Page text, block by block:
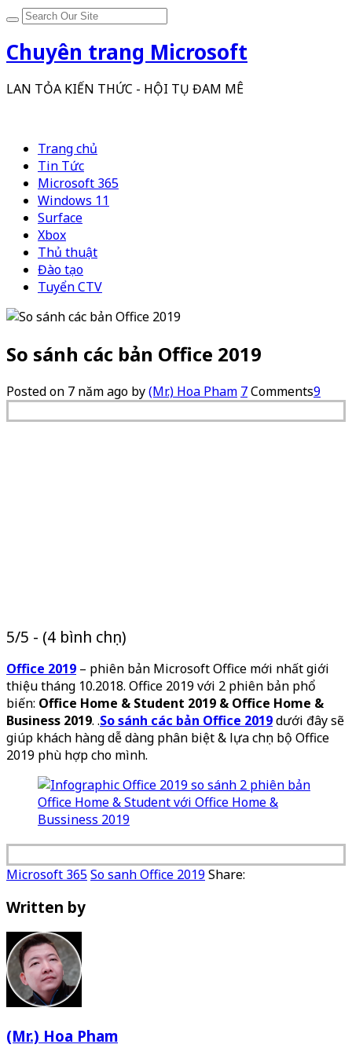
Chuyên trang Microsoft
LAN TỎA KIẾN THỨC - HỘI TỤ ĐAM MÊ
Trang chủ
Tin Tức
Microsoft 365
Windows 11
Surface
Xbox
Thủ thuật
Đào tạo
Tuyển CTV
So sánh các bản Office 2019
Posted on 7 năm ago by(Mr.) Hoa Pham 7Comments9
5/5 - (4 bình chọn)
Office 2019 – phiên bản Microsoft Office mới nhất giới
thiệu tháng 10.2018. Office 2019 với 2 phiên bản phổ
biến: Office Home & Student 2019 & Office Home &
Business 2019. .So sánh các bản Office 2019dưới đây sẽ
giúp khách hàng dễ dàng phân biệt & lựa chọn bộ Office
2019 phù hợp cho mình.
Microsoft 365So sanh Office 2019Share:
Written by
(Mr.) Hoa Pham